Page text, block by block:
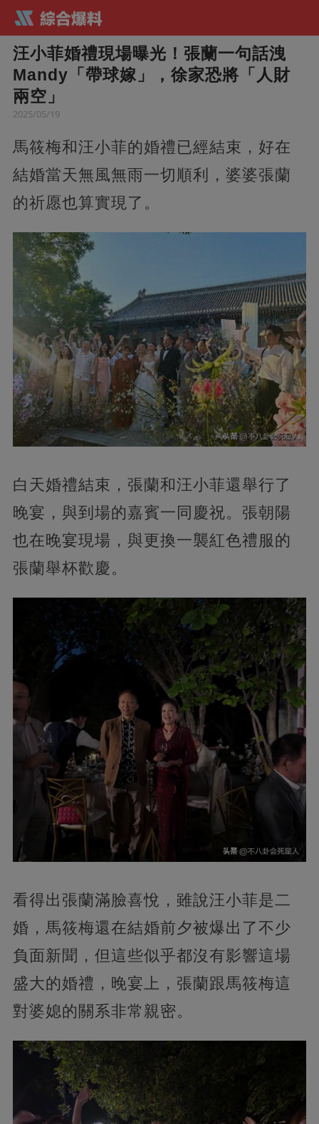
汪小菲婚禮現場曝光！張蘭一句話洩
Mandy「帶球嫁」，徐家恐將「人財
兩空」
2025/05/19
馬筱梅和汪小菲的婚禮已經結束，好在
結婚當天無風無雨一切順利，婆婆張蘭
的祈愿也算實現了。
白天婚禮結束，張蘭和汪小菲還舉行了
晚宴，與到場的嘉賓一同慶祝。張朝陽
也在晚宴現場，與更換一襲紅色禮服的
張蘭舉杯歡慶。
看得出張蘭滿臉喜悅，雖說汪小菲是二
婚，馬筱梅還在結婚前夕被爆出了不少
負面新聞，但這些似乎都沒有影響這場
盛大的婚禮，晚宴上，張蘭跟馬筱梅這
對婆媳的關系非常親密。